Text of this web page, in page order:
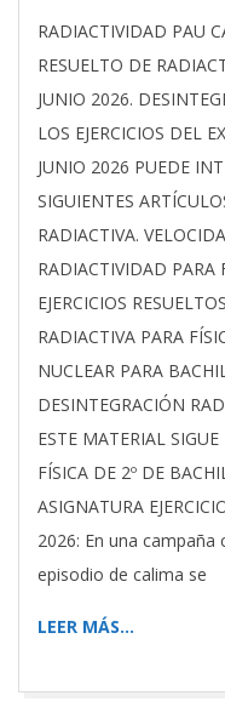
2026-
06-
05
RADIACTIVIDAD PAU
RESUELTO DE
JUNIO 2026.
LOS EJERCICIOS DEL
JUNIO 2026 PUEDE
SIGUIENTES
RADIACTIVA.
RADIACTIVIDAD PARA
EJERCICIOS
RADIACTIVA PARA
NUCLEAR PARA
DESINTEGRACIÓN
ESTE MATERIAL
FÍSICA DE 2º DE
ASIGNATURA
2026: En una campaña
episodio de calima se
LEER MÁS…